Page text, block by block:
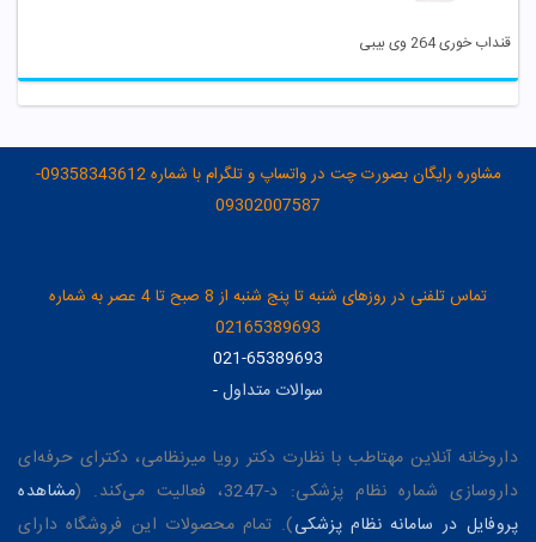
قنداب خوری 264 وی بیبی
مشاوره رایگان بصورت چت در واتساپ و تلگرام با شماره 09358343612-
09302007587
تماس تلفنی در روزهای شنبه تا پنج شنبه از 8 صبح تا 4 عصر به شماره
02165389693
021-65389693
سوالات متداول-
داروخانه آنلاین مهتاطب با نظارت دکتر رویا میرنظامی، دکترای حرفه‌ای
داروسازی شماره نظام پزشکی: د-3247، فعالیت می‌کند. (
مشاهده
پروفایل در سامانه نظام پزشکی). تمام محصولات این فروشگاه دارای